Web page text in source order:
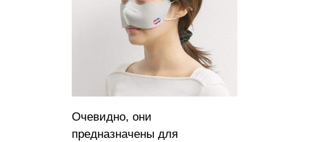
Очевидно, они
предназначены для